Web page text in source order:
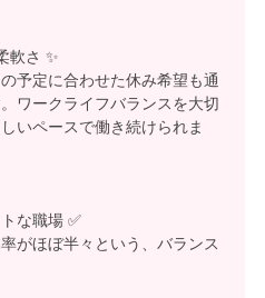
軟さ ✨
予定に合わせた休み希望も通
ワークライフバランスを大切
いペースで働き続けられま
な職場 ✅
がほぼ半々という、バランス